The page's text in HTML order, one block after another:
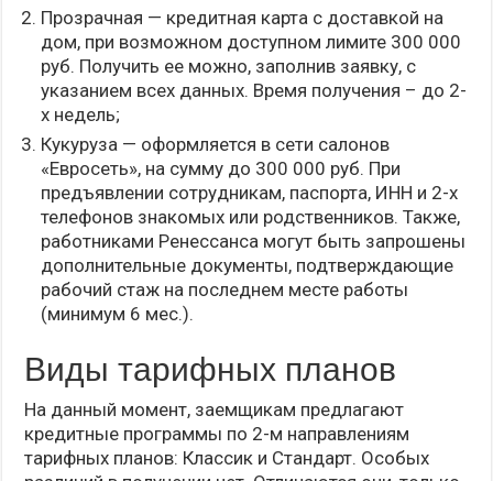
Прозрачная — кредитная карта с доставкой на
дом, при возможном доступном лимите 300 000
руб. Получить ее можно, заполнив заявку, с
указанием всех данных. Время получения – до 2-
х недель;
Кукуруза — оформляется в сети салонов
«Евросеть», на сумму до 300 000 руб. При
предъявлении сотрудникам, паспорта, ИНН и 2-х
телефонов знакомых или родственников. Также,
работниками Ренессанса могут быть запрошены
дополнительные документы, подтверждающие
рабочий стаж на последнем месте работы
(минимум 6 мес.).
Виды тарифных планов
На данный момент, заемщикам предлагают
кредитные программы по 2-м направлениям
тарифных планов: Классик и Стандарт. Особых